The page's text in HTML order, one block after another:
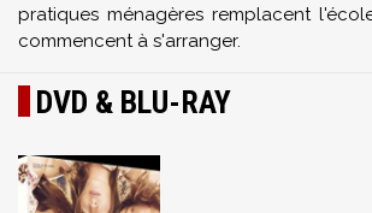
pratiques ménagères remplacent
commencent à s'arranger.
DVD & BLU-RAY